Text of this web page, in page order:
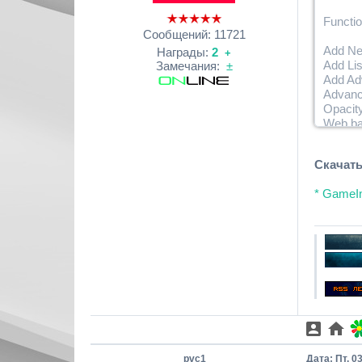
Сообщений: 11721
Награды: 2 +
Замечания: ±
Add
Add
Add
Web
Jacket
Many
Front
Back
Notes:
All
*
pvc1 Дата: Пт,